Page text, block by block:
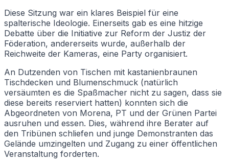
Diese Sitzung war ein klares Beispiel für eine
spalterische Ideologie. Einerseits gab es eine hitzige
Debatte über die Initiative zur Reform der Justiz der
Föderation, andererseits wurde, außerhalb der
Reichweite der Kameras, eine Party organisiert.
An Dutzenden von Tischen mit kastanienbraunen
Tischdecken und Blumenschmuck (natürlich
versäumten es die Spaßmacher nicht zu sagen, dass sie
diese bereits reserviert hatten) konnten sich die
Abgeordneten von Morena, PT und der Grünen Partei
ausruhen und essen. Dies, während ihre Berater auf
den Tribünen schliefen und junge Demonstranten das
Gelände umzingelten und Zugang zu einer öffentlichen
Veranstaltung forderten.